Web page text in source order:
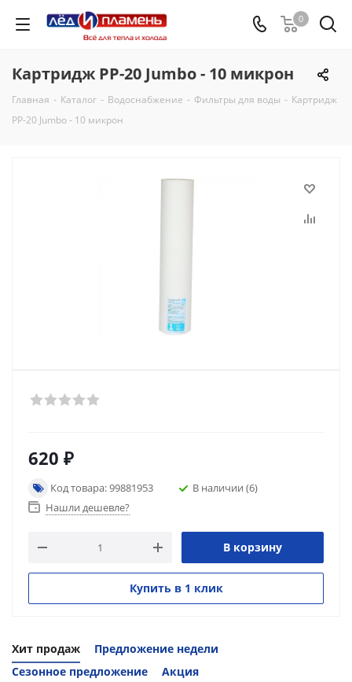
0
Картридж PP-20 Jumbo - 10 микрон
Главная - Каталог - Водоснабжение - Фильтры для воды - Картридж
PP-20 Jumbo - 10 микрон
620 ₽
Код товара: 99881953 В наличии (6)
Нашли дешевле?
В корзину
Купить в 1 клик
Хит продаж
Предложение недели
Сезонное предложение
Акция